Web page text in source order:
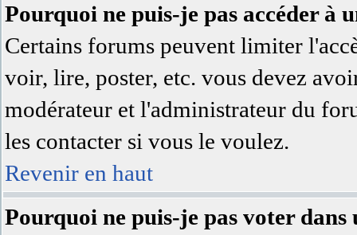
Pourquoi ne puis-je pas accéder à
Certains forums peuvent limiter
voir, lire, poster, etc. vous devez
modérateur et l'administrateur du
les contacter si vous le voulez.
Revenir en haut
Pourquoi ne puis-je pas voter dans